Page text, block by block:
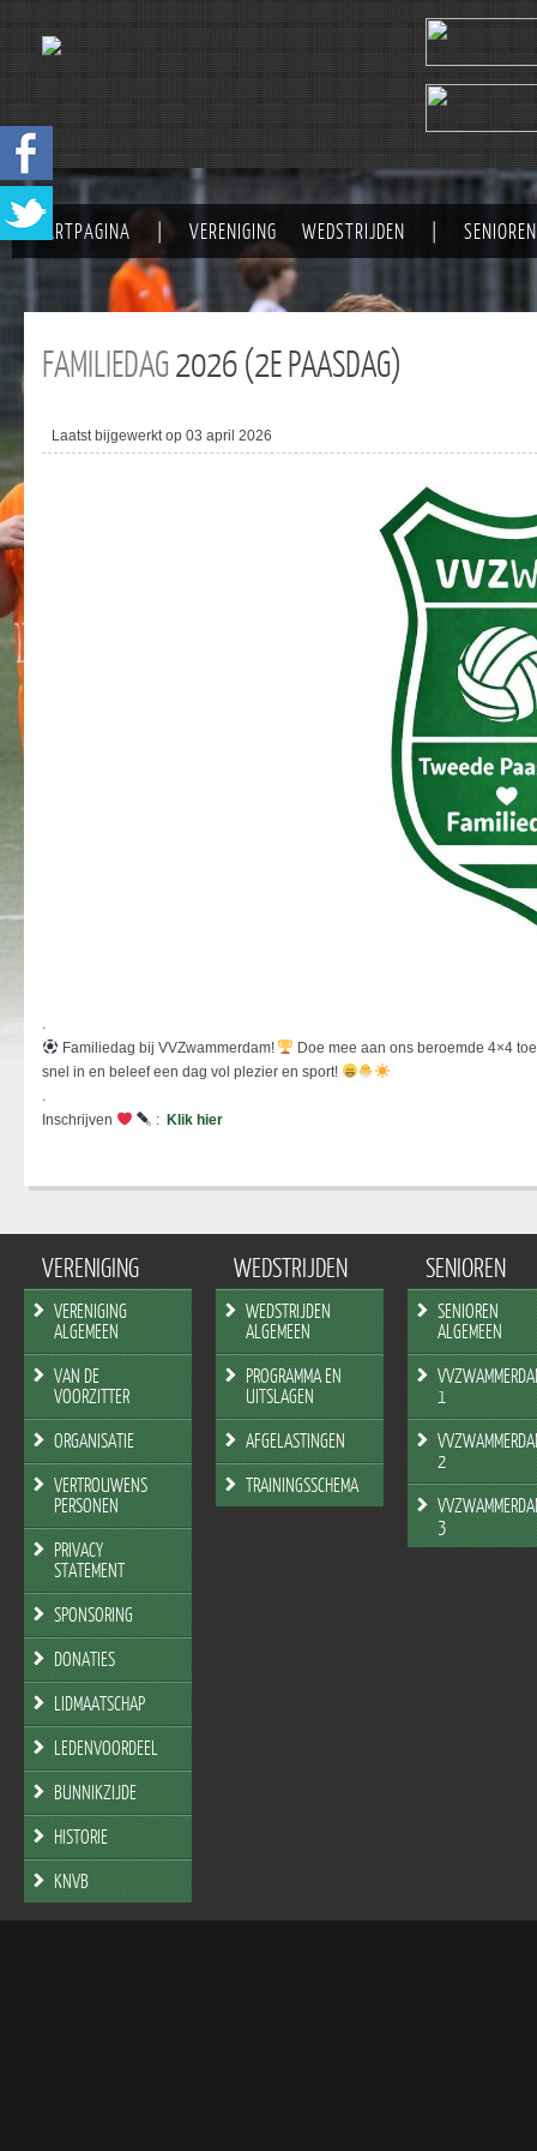
STARTPAGINA VERENIGING WEDSTRIJDEN SENIOREN
FAMILIEDAG2026 (2E PAASDAG)
Laatst bijgewerkt op 03 april 2026
.
Familiedag bij VVZwammerdam!
Doe mee aan ons beroemde 4×4
snel in en beleef een dag vol plezier en sport!
.
Inschrijven
: Klik hier
VERENIGING
VERENIGING
ALGEMEEN
VAN DE
VOORZITTER
ORGANISATIE
VERTROUWENS
PERSONEN
PRIVACY
STATEMENT
SPONSORING
DONATIES
LIDMAATSCHAP
LEDENVOORDEEL
BUNNIKZIJDE
HISTORIE
KNVB
WEDSTRIJDEN
WEDSTRIJDEN
ALGEMEEN
PROGRAMMA EN
UITSLAGEN
AFGELASTINGEN
TRAININGSSCHEMA
SENIOREN
SENIOREN
ALGEMEEN
1
2
3